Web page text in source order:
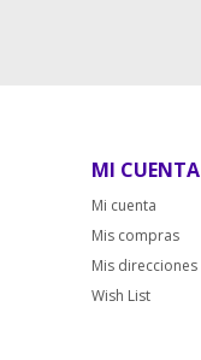
MI CUENTA
Mi cuenta
Mis compras
Mis direcciones
Wish List